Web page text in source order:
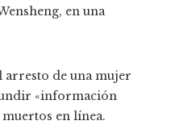
en una
arresto de una mujer
«información
en línea.